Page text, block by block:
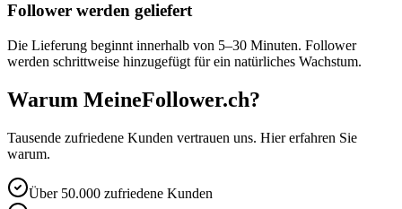
Follower werden geliefert
Die Lieferung beginnt innerhalb von 5–30 Minuten. Follower
werden schrittweise hinzugefügt für ein natürliches Wachstum.
Warum MeineFollower.ch?
Tausende zufriedene Kunden vertrauen uns. Hier erfahren Sie
warum.
Über 50.000 zufriedene Kunden